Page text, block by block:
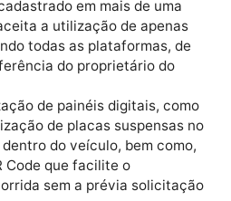
adesivos fixados na faixa
do vidro dianteiro e nas
conforme as especificidades
empresas para que
aos veículos cadastrados.
cadastrado em mais de uma
aceita a utilização de apenas
todas as plataformas, de